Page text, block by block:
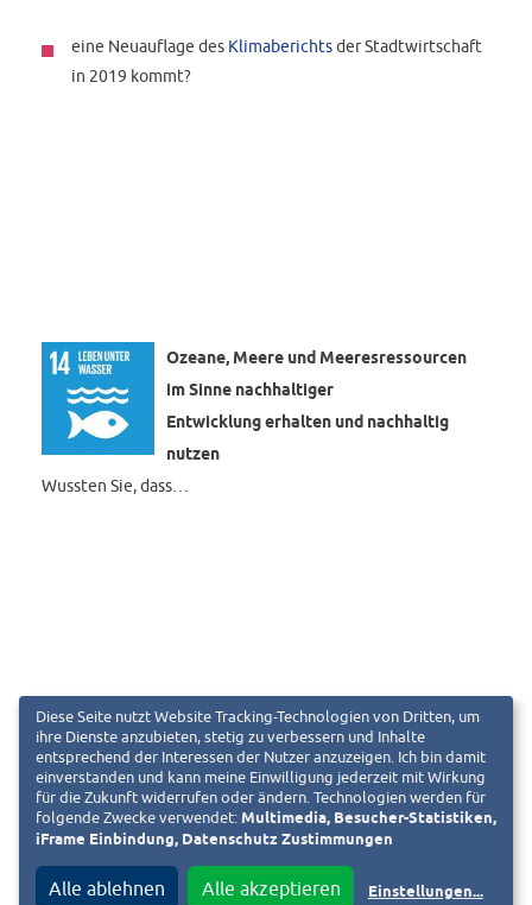
eine Neuauflage des Klimaberichtsder Stadtwirtschaft
in 2019 kommt?
Ozeane, Meere und Meeresressourcen
im Sinne nachhaltiger
Entwicklung erhalten und nachhaltig
nutzen
Wussten Sie, dass…
in unmittelbarer Nähe des Quellgebiets des
Darmbachs, welcher der Stadt Darmstadt seinen Namen
gab, sich fünf Teiche befinden? Diese werden für die
betreut.
Diese Seite nutzt Website Tracking-Technologien von Dritten, um
ihre Dienste anzubieten, stetig zu verbessern und Inhalte
entsprechend der Interessen der Nutzer anzuzeigen. Ich bin damit
einverstanden und kann meine Einwilligung jederzeit mit Wirkung
für die Zukunft widerrufen oder ändern. Technologien werden für
folgende Zwecke verwendet: Multimedia, Besucher-Statistiken,
iFrame Einbindung, Datenschutz Zustimmungen
Alle ablehnen Alle akzeptieren Einstellungen...